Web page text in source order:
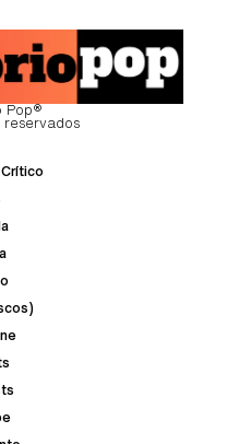
Pop®
reservados